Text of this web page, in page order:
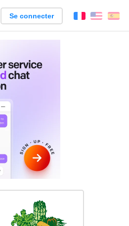
Se connecter FrançaisEnglish